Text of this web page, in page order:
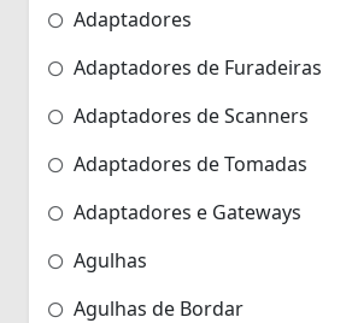
Adaptadores
Adaptadores de Furadeiras
Adaptadores de Scanners
Adaptadores de Tomadas
Adaptadores e Gateways
Agulhas
Agulhas de Bordar